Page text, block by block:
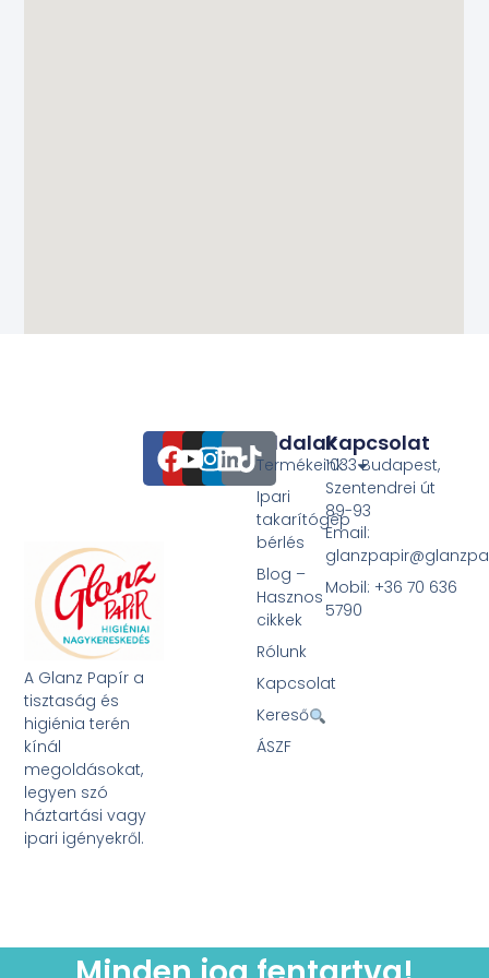
A Glanz Papír a
tisztaság és
higiénia terén
kínál
megoldásokat,
legyen szó
háztartási vagy
ipari igényekről.
Oldalak
Termékeink
Ipari
takarítógép
bérlés
Blog –
Hasznos
cikkek
Rólunk
Kapcsolat
Kereső
ÁSZF
Kapcsolat
1033 Budapest,
Szentendrei út
89-93
Email:
Mobil: +36 70 636
5790